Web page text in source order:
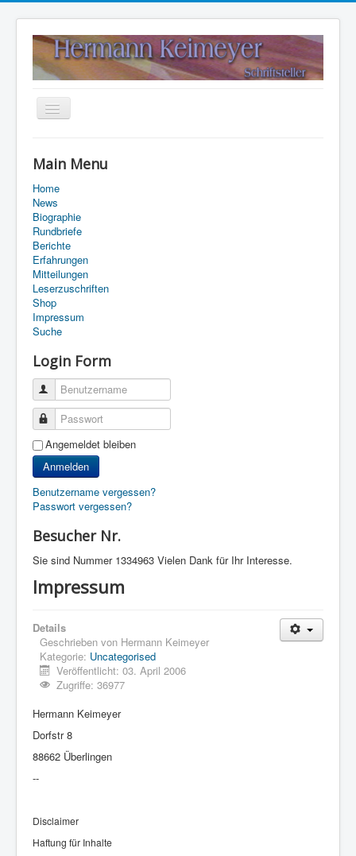
Navigation
Suche
Main Menu
Home
News
Biographie
Rundbriefe
Berichte
Erfahrungen
Mitteilungen
Leserzuschriften
Shop
Impressum
Suche
Login Form
Benutzername
Passwort
Angemeldet bleiben
Anmelden
Benutzername vergessen?
Passwort vergessen?
Besucher Nr.
Sie sind Nummer 1334963 Vielen Dank für Ihr Interesse.
Impressum
Details
Geschrieben von Hermann Keimeyer
Kategorie: Uncategorised
Veröffentlicht: 03. April 2006
Zugriffe: 36977
Hermann Keimeyer
Dorfstr 8
88662 Überlingen
--
Disclaimer
Haftung für Inhalte